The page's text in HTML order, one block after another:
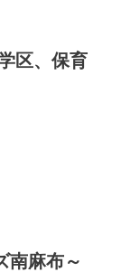
区、保育
南麻布～